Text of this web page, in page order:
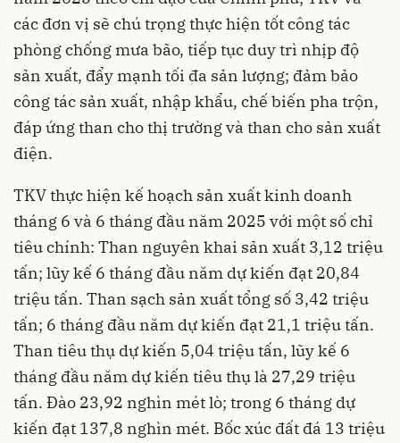
các đơn vị sẽ chú trọng thực hiện tốt công tác
phòng chống mưa bão, tiếp tục duy trì nhịp độ
sản xuất, đẩy mạnh tối đa sản lượng; đảm bảo
công tác sản xuất, nhập khẩu, chế biến pha trộn,
đáp ứng than cho thị trường và than cho sản xuất
điện.
TKV thực hiện kế hoạch sản xuất kinh doanh
tháng 6 và 6 tháng đầu năm 2025 với một số chỉ
tiêu chính: Than nguyên khai sản xuất 3,12 triệu
tấn; lũy kế 6 tháng đầu năm dự kiến đạt 20,84
triệu tấn. Than sạch sản xuất tổng số 3,42 triệu
tấn; 6 tháng đầu năm dự kiến đạt 21,1 triệu tấn.
Than tiêu thụ dự kiến 5,04 triệu tấn, lũy kế 6
tháng đầu năm dự kiến tiêu thụ là 27,29 triệu
tấn. Đào 23,92 nghìn mét lò; trong 6 tháng dự
kiến đạt 137,8 nghìn mét. Bốc xúc đất đá 13 triệu